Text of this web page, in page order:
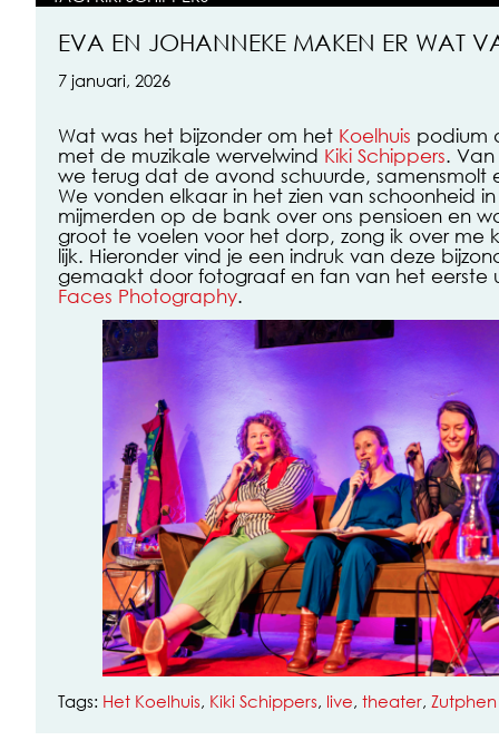
EVA EN JOHANNEKE MAKEN ER WAT
7 januari, 2026
Wat was het bijzonder om het Koelhuis podium
met de muzikale wervelwind Kiki Schippers.
we terug dat de avond schuurde, samensmolt
We vonden elkaar in het zien van schoonheid
mijmerden op de bank over ons pensioen en
groot te voelen voor het dorp, zong ik over me
lijk. Hieronder vind je een indruk van deze
gemaakt door fotograaf en fan van het eerste
Faces Photography.
Tags: Het Koelhuis, Kiki Schippers, live, theater, Zutphen